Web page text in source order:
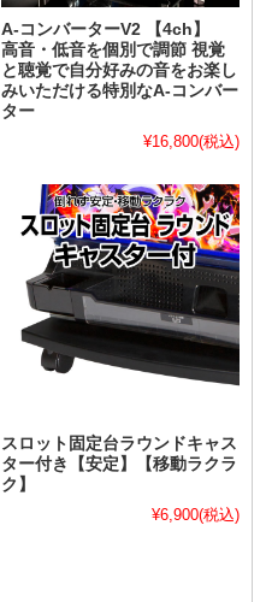
A-コンバーターV2 【4ch】
高音・低音を個別で調節 視覚
と聴覚で自分好みの音をお楽し
みいただける特別なA-コンバー
ター
¥16,800(税込)
スロット固定台ラウンドキャス
ター付き【安定】【移動ラクラ
ク】
¥6,900(税込)